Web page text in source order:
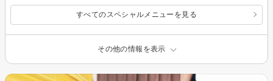
すべてのスペシャルメニューを見る
その他の情報を表示